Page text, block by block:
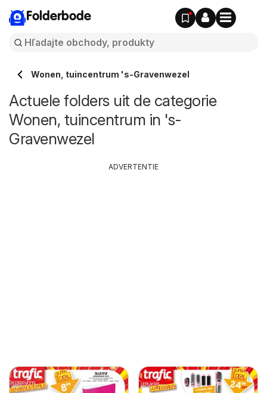
Folderbode
Wonen, tuincentrum 's-Gravenwezel
Actuele folders uit de categorie
Wonen, tuincentrum in 's-
Gravenwezel
ADVERTENTIE